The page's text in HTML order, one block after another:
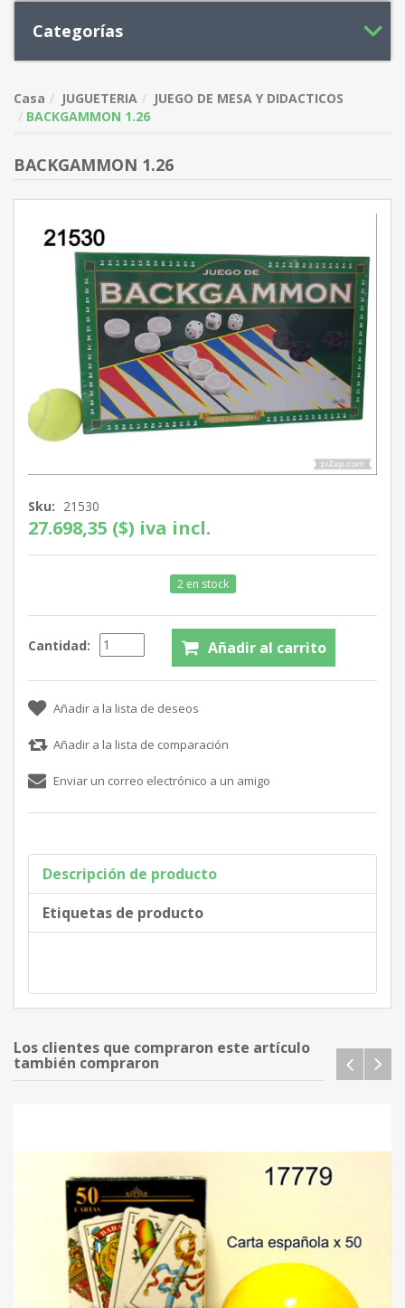
Categorías
Casa JUGUETERIA
JUEGO DE MESA Y DIDACTICOS
BACKGAMMON 1.26
BACKGAMMON 1.26
Sku: 21530
27.698,35 ($) iva incl.
2 en stock
Cantidad:
Descripción de producto
Etiquetas de producto
Los clientes que compraron este artículo
también compraron